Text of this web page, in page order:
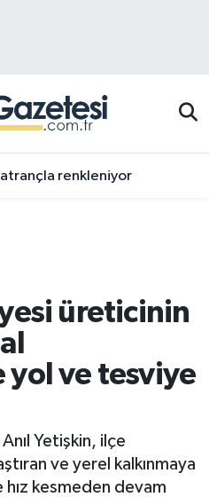
renkleniyor
üreticinin
yol ve tesviye
Yetişkin, ilçe
ve yerel kalkınmaya
kesmeden devam
Haritası
ve Fikstür